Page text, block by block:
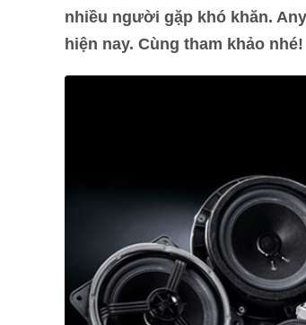
nhiều người gặp khó khăn.
hiện nay. Cùng tham khảo nhé!